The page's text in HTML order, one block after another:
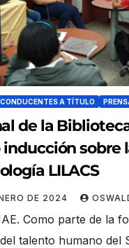
A TÍTULO
de la
sobre
LILACS
DE 2024
Como parte de la
talento humano del